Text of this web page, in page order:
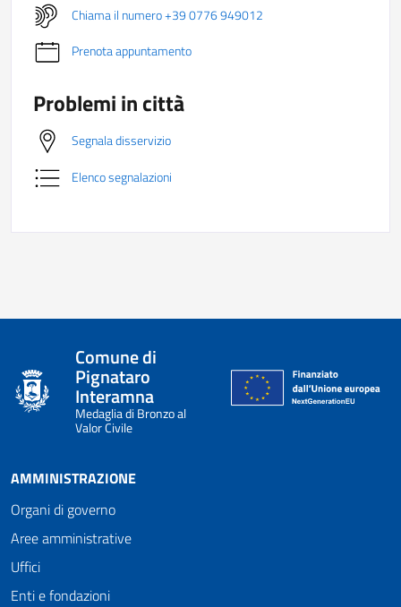
Chiama il numero +39 0776 949012
Prenota appuntamento
Problemi in città
Segnala disservizio
Elenco segnalazioni
Comune di
Pignataro
Interamna
Medaglia di Bronzo al
Valor Civile
AMMINISTRAZIONE
Organi di governo
Aree amministrative
Uffici
Enti e fondazioni